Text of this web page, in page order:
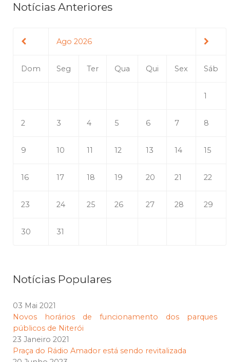
Notícias Anteriores
Ago 2026
Dom Seg Ter Qua Qui Sex Sáb
1
2 3 4 5 6 7 8
9 10 11 12 13 14 15
16 17 18 19 20 21 22
23 24 25 26 27 28 29
30 31
Notícias Populares
03 Mai 2021
Novos horários de funcionamento dos parques
públicos de Niterói
23 Janeiro 2021
Praça do Rádio Amador está sendo revitalizada